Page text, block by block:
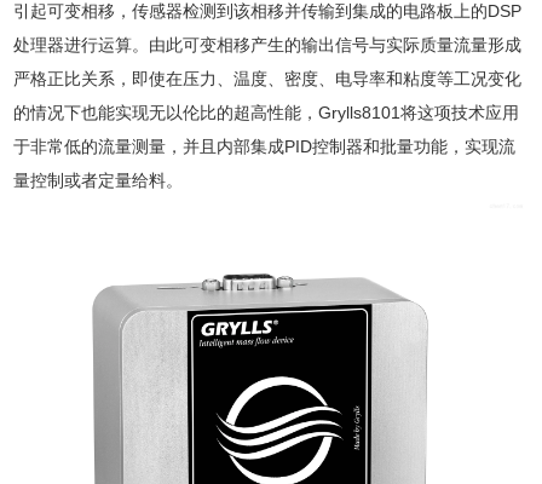
引起可变相移，传感器检测到该相移并传输到集成的电路板上的DSP
处理器进行运算。由此可变相移产生的输出信号与实际质量流量形成
严格正比关系，即使在压力、温度、密度、电导率和粘度等工况变化
的情况下也能实现无以伦比的超高性能，Grylls8101将这项技术应用
于非常低的流量测量，并且内部集成PID控制器和批量功能，实现流
量控制或者定量给料。